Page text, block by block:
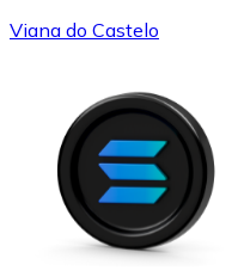
Viana do Castelo